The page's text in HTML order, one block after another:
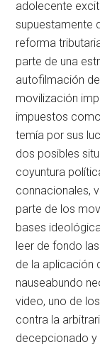
adolecente
supuestamente
reforma
parte de una
autofilmación
movilización
impuestos
temía por sus
dos posibles
coyuntura
connacionales,
parte de los
bases
leer de fondo
de la aplicación
nauseabundo
video, uno de
contra la
decepcionado